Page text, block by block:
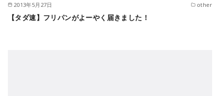
2013年5月27日 other
【タダ速】フリパンがよーやく届きました！